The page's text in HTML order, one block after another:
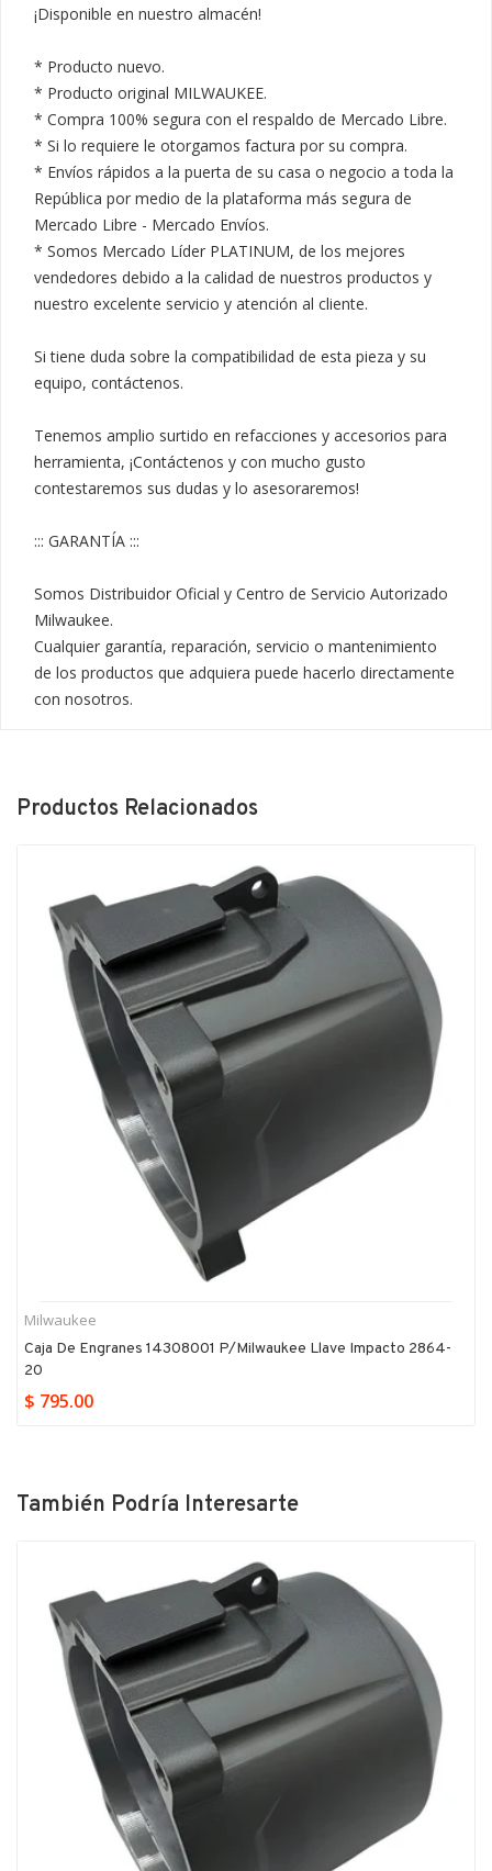
¡Disponible en nuestro almacén!
* Producto nuevo.
* Producto original MILWAUKEE.
* Compra 100% segura con el respaldo de Mercado Libre.
* Si lo requiere le otorgamos factura por su compra.
* Envíos rápidos a la puerta de su casa o negocio a toda la
República por medio de la plataforma más segura de
Mercado Libre - Mercado Envíos.
* Somos Mercado Líder PLATINUM, de los mejores
vendedores debido a la calidad de nuestros productos y
nuestro excelente servicio y atención al cliente.
Si tiene duda sobre la compatibilidad de esta pieza y su
equipo, contáctenos.
Tenemos amplio surtido en refacciones y accesorios para
herramienta, ¡Contáctenos y con mucho gusto
contestaremos sus dudas y lo asesoraremos!
::: GARANTÍA :::
Somos Distribuidor Oficial y Centro de Servicio Autorizado
Milwaukee.
Cualquier garantía, reparación, servicio o mantenimiento
de los productos que adquiera puede hacerlo directamente
con nosotros.
Productos Relacionados
Milwaukee
Caja De Engranes 14308001 P/milwaukee Llave Impacto 2864-
20
$ 795.00
También Podría Interesarte